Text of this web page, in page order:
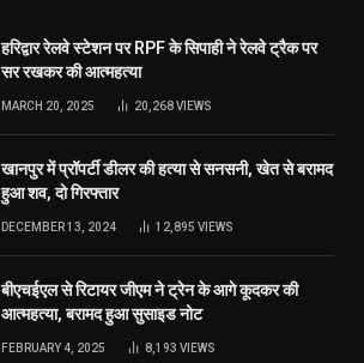
हरिद्वार रेलवे स्टेशन पर RPF के सिपाही ने रेलवे ट्रैक पर
सर रखकर की आत्महत्या
MARCH 20, 2025 20,268VIEWS
खानपुर में प्रॉपर्टी डीलर की हत्या से सनसनी, खेत से बरामद
हुआ शव, दो गिरफ्तार
DECEMBER 13, 2024 12,895 VIEWS
बीएचईएल से रिटायर जीएम ने ट्रेन के आगे कूदकर की
आत्महत्या, बरामद हुआ सुसाइड नोट
FEBRUARY 4, 2025 8,193 VIEWS